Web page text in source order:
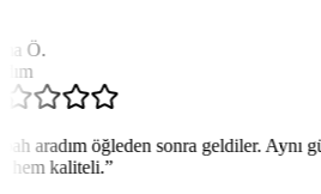
Ö.
aradım öğleden sonra geldiler. Aynı
hem kaliteli.”